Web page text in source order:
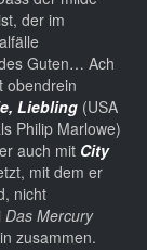
der im
Guten… Ach
obendrein
Liebling (USA
Philip Marlowe)
auch mit City
mit dem er
nicht
Das Mercury
zusammen.